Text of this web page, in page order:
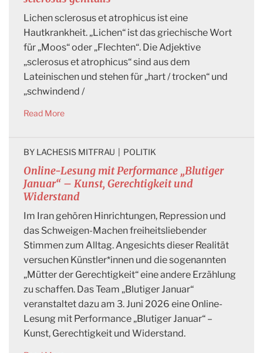
Lichen sclerosus et atrophicus ist eine
Hautkrankheit. „Lichen“ ist das griechische Wort
für „Moos“ oder „Flechten“. Die Adjektive
„sclerosus et atrophicus“ sind aus dem
Lateinischen und stehen für „hart / trocken“ und
„schwindend /
Read More
Online-Lesung mit Performance „Blutiger
Januar“ – Kunst, Gerechtigkeit und
Widerstand
BY LACHESIS MITFRAU POLITIK
Im Iran gehören Hinrichtungen, Repression und
das Schweigen-Machen freiheitsliebender
Stimmen zum Alltag. Angesichts dieser Realität
versuchen Künstler*innen und die sogenannten
„Mütter der Gerechtigkeit“ eine andere Erzählung
zu schaffen. Das Team „Blutiger Januar“
veranstaltet dazu am 3. Juni 2026 eine Online-
Lesung mit Performance „Blutiger Januar“ –
Kunst, Gerechtigkeit und Widerstand.